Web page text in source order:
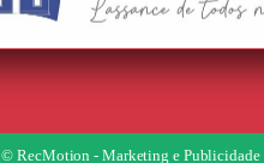
© RecMotion - Marketing e Publicidade